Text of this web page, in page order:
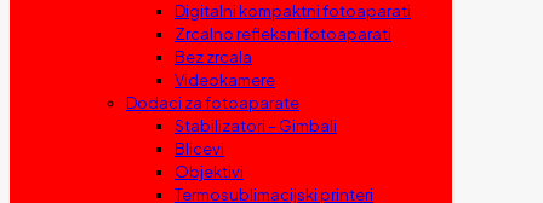
Digitalni kompaktni fotoaparati
Zrcalno refleksni fotoaparati
Bez zrcala
Videokamere
Dodaci za fotoaparate
Stabilizatori – Gimbali
Blicevi
Objektivi
Termosublimacijski printeri